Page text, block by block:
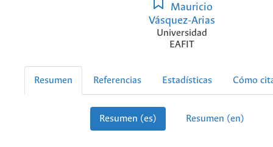
Mauricio
Vásquez-Arias
Universidad
EAFIT
Resumen Referencias Estadísticas Cómo
Resumen (es) Resumen (en)